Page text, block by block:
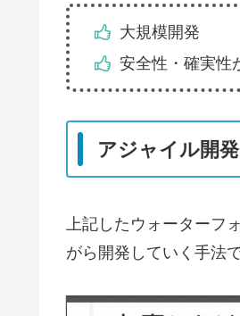
大規模開発
安全性・確実性
アジャイル開
上記したウォーターフ
がら開発していく手法で